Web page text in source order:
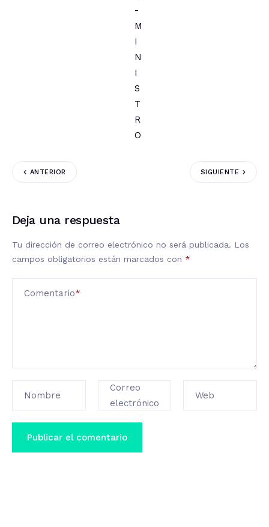
ANTERIOR SIGUIENTE
Deja una respuesta
Tu dirección de correo electrónico no será publicada. Los
campos obligatorios están marcados con *
Comentario*
Nombre
Correo
electrónico
Web